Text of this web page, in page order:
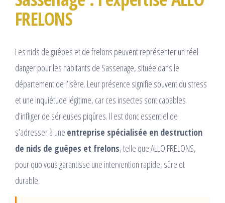
FRELONS
Les nids de guêpes et de frelons peuvent représenter un réel
danger pour les habitants de Sassenage, située dans le
département de l’Isère. Leur présence signifie souvent du stress
et une inquiétude légitime, car ces insectes sont capables
d’infliger de sérieuses piqûres. Il est donc essentiel de
s’adresser à une entreprise spécialisée en destruction
de nids de guêpes et frelons, telle que ALLO FRELONS,
pour quo vous garantisse une intervention rapide, sûre et
durable.